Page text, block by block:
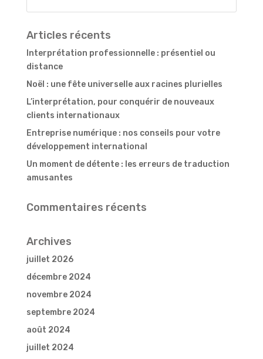
Articles récents
Interprétation professionnelle : présentiel ou
distance
Noël : une fête universelle aux racines plurielles
L’interprétation, pour conquérir de nouveaux
clients internationaux
Entreprise numérique : nos conseils pour votre
développement international
Un moment de détente : les erreurs de traduction
amusantes
Commentaires récents
Archives
juillet 2026
décembre 2024
novembre 2024
septembre 2024
août 2024
juillet 2024